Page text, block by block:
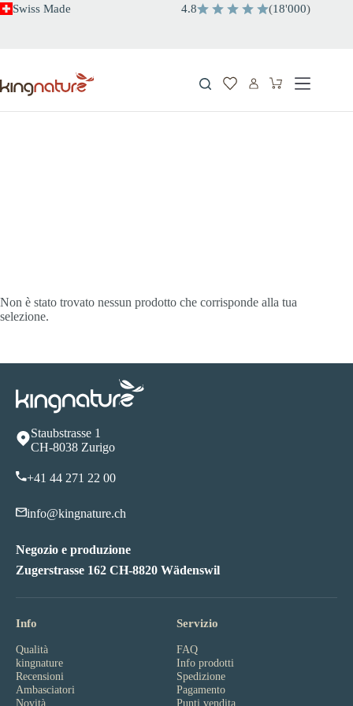
SaltaSwiss Made 4.8 (18'000)
Carrello
Non è stato trovato nessun prodotto che corrisponde alla tua
selezione.
Staubstrasse 1
CH-8038 Zurigo
+41 44 271 22 00
info@kingnature.ch
Negozio e produzione
Zugerstrasse 162 CH-8820 Wädenswil
Info
Qualità
kingnature
Recensioni
Ambasciatori
Novità
Servizio
FAQ
Info prodotti
Spedizione
Pagamento
Punti vendita